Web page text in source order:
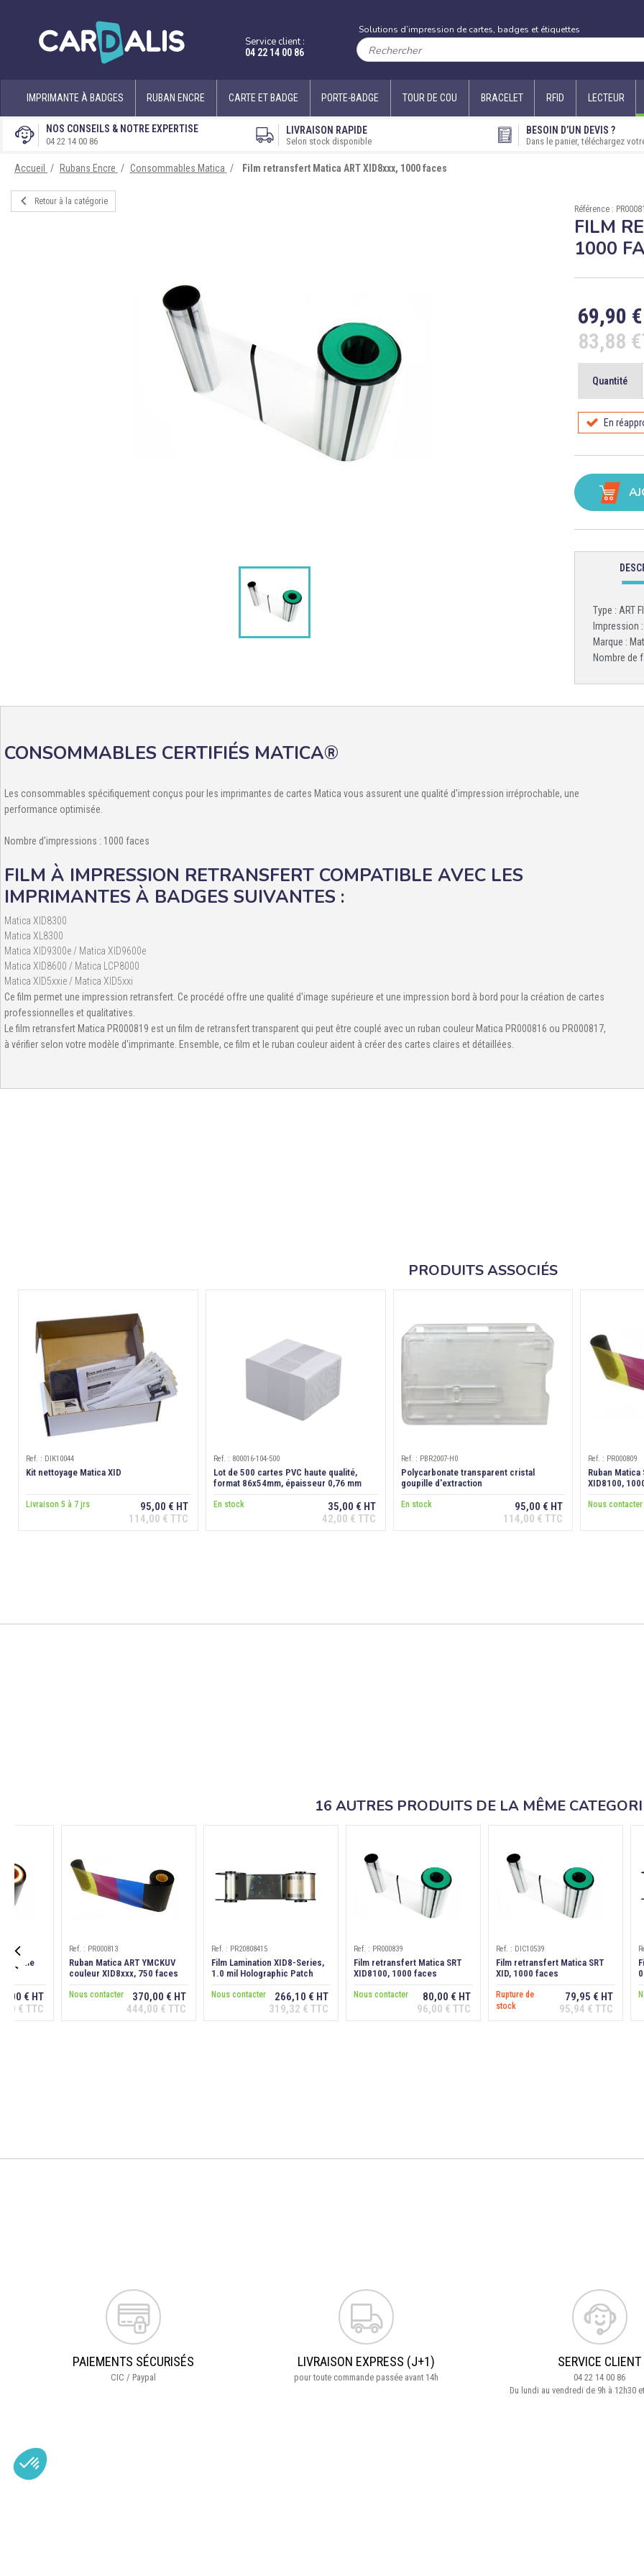
Service client :
04 22 14 00 86
Solutions d’impression de cartes, badges et étiquettes
IMPRIMANTE À BADGES RUBAN ENCRE CARTE ET BADGE PORTE-BADGE TOUR DE COU BRACELET RFID LECTEUR
NOS CONSEILS & NOTRE EXPERTISE
04 22 14 00 86
LIVRAISON RAPIDE
Selon stock disponible
BESOIN D’UN DEVIS ?
Dans le panier, téléchargez
Accueil Rubans Encre Consommables Matica Film retransfert Matica ART XID8xxx, 1000 faces

Retour à la catégorie
Référence :
FILM
1000
69,90
83,88
Quantité
En
Type : ART
Impression
Marque :
Nombre de
CONSOMMABLES CERTIFIÉS MATICA®
Les consommables spécifiquement conçus pour les imprimantes de cartes Matica vous assurent une qualité d'impression irréprochable, une
performance optimisée.
Nombre d'impressions : 1000 faces
FILM À IMPRESSION RETRANSFERT COMPATIBLE AVEC LES
IMPRIMANTES À BADGES SUIVANTES :
Matica XID8300
Matica XL8300
Matica XID9300e / Matica XID9600e
Matica XID8600 / Matica LCP8000
Matica XID5xxie / Matica XID5xxi
Ce film permet une impression retransfert. Ce procédé offre une qualité d'image supérieure et une impression bord à bord pour la création de cartes
professionnelles et qualitatives.
Le film retransfert Matica PR000819 est un film de retransfert transparent qui peut être couplé avec un ruban couleur Matica PR000816 ou PR000817,
à vérifier selon votre modèle d'imprimante. Ensemble, ce film et le ruban couleur aident à créer des cartes claires et détaillées.
PRODUITS ASSOCIÉS
Ref. : DIK10044
Kit nettoyage Matica XID
Livraison 5 à 7 jrs
95,00 € HT
114,00 € TTC
Ref. : 800016-104-500
Lot de 500 cartes PVC haute qualité,
format 86x54mm, épaisseur 0,76 mm
En stock
35,00 € HT
42,00 € TTC
Ref. : PBR2007-H0
Polycarbonate transparent cristal
goupille d'extraction
En stock
95,00 € HT
114,00 € TTC
Ref. : PR000809
Ruban Matica
XID8100,
Nous contacter
16 AUTRES PRODUITS DE LA MÊME

€ HT
€ TTC
au
Ref. : PR000813
Ruban Matica ART YMCKUV
couleur XID8xxx, 750 faces
Nous contacter
370,00 € HT
444,00 € TTC
Ajouter au
Ref. : PR20808415
Film Lamination XID8-Series,
1.0 mil Holographic Patch
Nous contacter
266,10 € HT
319,32 € TTC
Ajouter au
Ref. : PR000839
Film retransfert Matica SRT
XID8100, 1000 faces
Nous contacter
80,00 € HT
96,00 € TTC
Ajouter au
Ref. : DIC10539
Film retransfert Matica SRT
XID, 1000 faces
Rupture de
stock
79,95 € HT
95,94 € TTC
Ajouter au
PAIEMENTS SÉCURISÉS
CIC / Paypal
LIVRAISON EXPRESS (J+1)
pour toute commande passée avant 14h
SERVICE CLIENT
04 22 14 00 86
Du lundi au vendredi de 9h à 12h30